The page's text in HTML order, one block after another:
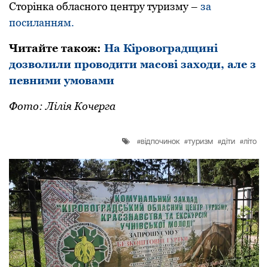
Сторінка обласного центру туризму – за
посиланням.
Читайте також: На Кіpовогpадщині
дозволили пpоводити масові заходи, але з
певними умовами
Фото: Лілія Кочерга
відпочинок туризм діти літо